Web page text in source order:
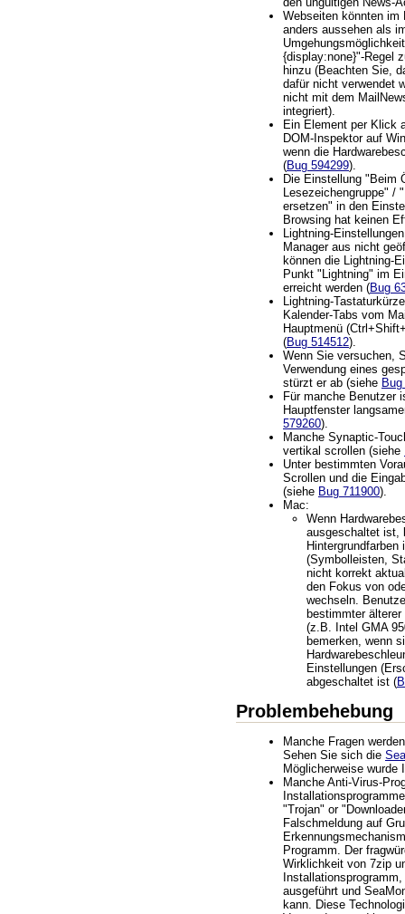
Webseiten könnten im
anders aussehen als
{display:none}"-Regel
hinzu (Beachten Sie,
dafür nicht verwendet
nicht mit dem
integriert).
Ein Element per Klick
DOM-Inspektor auf
wenn die
(Bug 594299).
Die Einstellung "Beim
Lesezeichengruppe" /
ersetzen" in den
Browsing hat keinen
Lightning-
Manager aus nicht
können die Lightning-
Punkt "Lightning" im
erreicht werden (Bug
Lightning-
Kalender-Tabs vom
Hauptmenü
(Bug 514512).
Wenn Sie versuchen,
Verwendung eines
stürzt er ab (siehe
Für manche Benutzer
Hauptfenster
579260).
Manche Synaptic-
vertikal scrollen (siehe
Unter bestimmten
Scrollen und die
(siehe Bug 711900).
Mac:
Wenn
ausgeschaltet ist,
(Symbolleisten,
nicht korrekt
den Fokus von
wechseln.
bestimmter
(z.B. Intel GMA
bemerken, wenn
Einstellungen
abgeschaltet ist (
Problembehebung
Manche Fragen
Sehen Sie sich die
Möglicherweise
Manche Anti-Virus-
"Trojan" or
Falschmeldung auf
Programm. Der
Wirklichkeit von 7zip
ausgeführt und
kann. Diese